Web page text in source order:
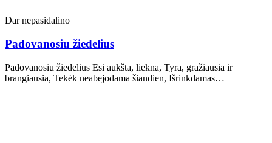
Dar nepasidalino
Padovanosiu žiedelius
Padovanosiu žiedelius Esi aukšta, liekna, Tyra, gražiausia ir
brangiausia, Tekėk neabejodama šiandien, Išrinkdamas…